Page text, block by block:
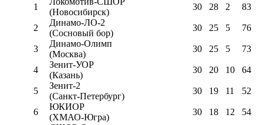
1
(Новосибирск)
30 28 2 83
2
Динамо-ЛО-2
(Сосновый бор)
30 25 5 76
3
Динамо-Олимп
(Москва)
30 25 5 73
4
Зенит-УОР
(Казань)
30 20 10 64
5
Зенит-2
(Санкт-Петербург)
30 19 11 52
6
ЮКИОР
(ХМАО-Югра)
30 18 12 54